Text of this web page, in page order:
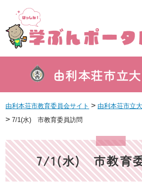
由利本荘市立
由利本荘市教育委員会サイト > 由利本荘市立
>7/1(水) 市教育委員訪問
7/1(水) 市教育